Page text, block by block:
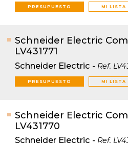
PRESUPUESTO MI LISTA
Schneider Electric
LV431771
Schneider Electric - Ref.
PRESUPUESTO MI LISTA
Schneider Electric
LV431770
Schneider Electric - Ref.